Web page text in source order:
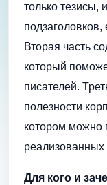
только тезисы,
Вторая часть
который
писателей.
полезности
котором можно
реализованных
Для кого и